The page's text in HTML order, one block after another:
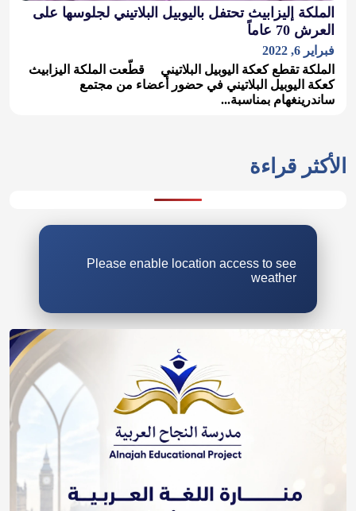
الملكة إليزابيث تحتفل باليوبيل البلاتيني لجلوسها على
العرش 70 عاماً
فبراير 6, 2022
الملكة تقطع كعكة اليوبيل البلاتيني قطّعت الملكة اليزابيث
كعكة اليوبيل البلاتيني في حضور أعضاء من مجتمع
ساندرينغهام بمناسبة...